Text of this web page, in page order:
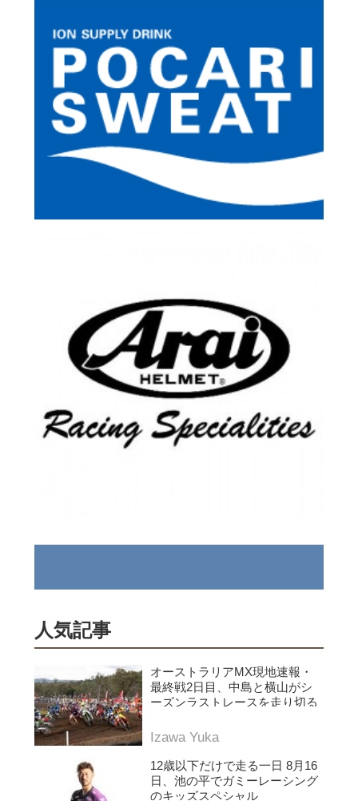
人気記事
オーストラリアMX現地速報・
最終戦2日目、中島と横山がシ
ーズンラストレースを走り切る
Izawa Yuka
12歳以下だけで走る一日 8月16
日、池の平でガミーレーシング
のキッズスペシャル